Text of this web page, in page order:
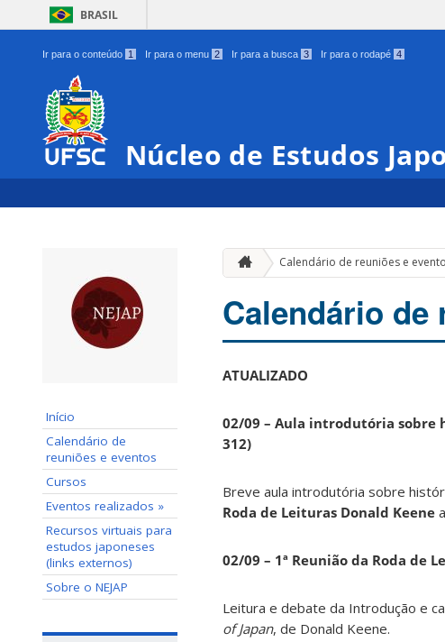
BRASIL
Ir para o conteúdo 1 Ir para o menu 2 Ir para a busca 3 Ir para o rodapé 4
Núcleo de Estudos
Início
Calendário de
reuniões e eventos
Cursos
Eventos realizados »
Recursos virtuais para
estudos japoneses
(links externos)
Sobre o NEJAP
Calendário de reuniões e
Calendário de
ATUALIZADO
02/09 – Aula introdutória sobre
312)
Breve aula introdutória sobre
Roda de Leituras Donald Keene
02/09 – 1ª Reunião da Roda de
Leitura e debate da Introdução e
of Japan, de Donald Keene.